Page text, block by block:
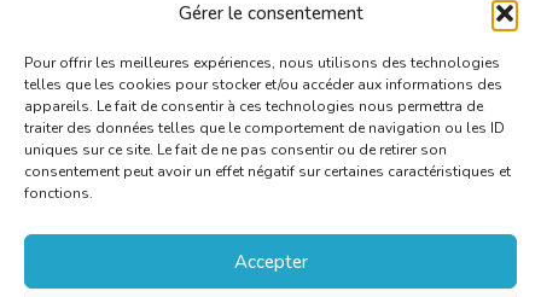
Gérer le consentement
Pour offrir les meilleures expériences, nous utilisons des technologies
telles que les cookies pour stocker et/ou accéder aux informations des
appareils. Le fait de consentir à ces technologies nous permettra de
traiter des données telles que le comportement de navigation ou les ID
uniques sur ce site. Le fait de ne pas consentir ou de retirer son
consentement peut avoir un effet négatif sur certaines caractéristiques et
fonctions.
Accepter